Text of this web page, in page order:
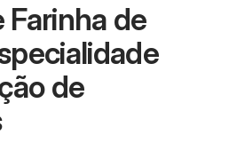
Farinha de
de